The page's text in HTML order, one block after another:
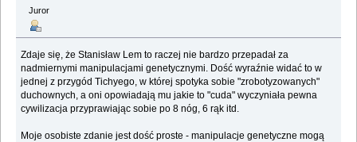
Juror
Zdaje się, że Stanisław Lem to raczej nie bardzo przepadał za
nadmiernymi manipulacjami genetycznymi. Dość wyraźnie widać to w
jednej z przygód Tichyego, w której spotyka sobie "zrobotyzowanych"
duchownych, a oni opowiadają mu jakie to "cuda" wyczyniała pewna
cywilizacja przyprawiając sobie po 8 nóg, 6 rąk itd.
Moje osobiste zdanie jest dość proste - manipulacje genetyczne mogą